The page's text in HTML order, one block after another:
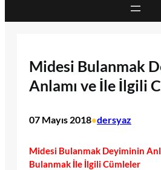
Midesi Bulanmak
Anlamı ve İle İlgili
07 Mayıs 2018•dersyaz
Midesi Bulanmak Deyiminin
Bulanmak İle İlgili Cümleler